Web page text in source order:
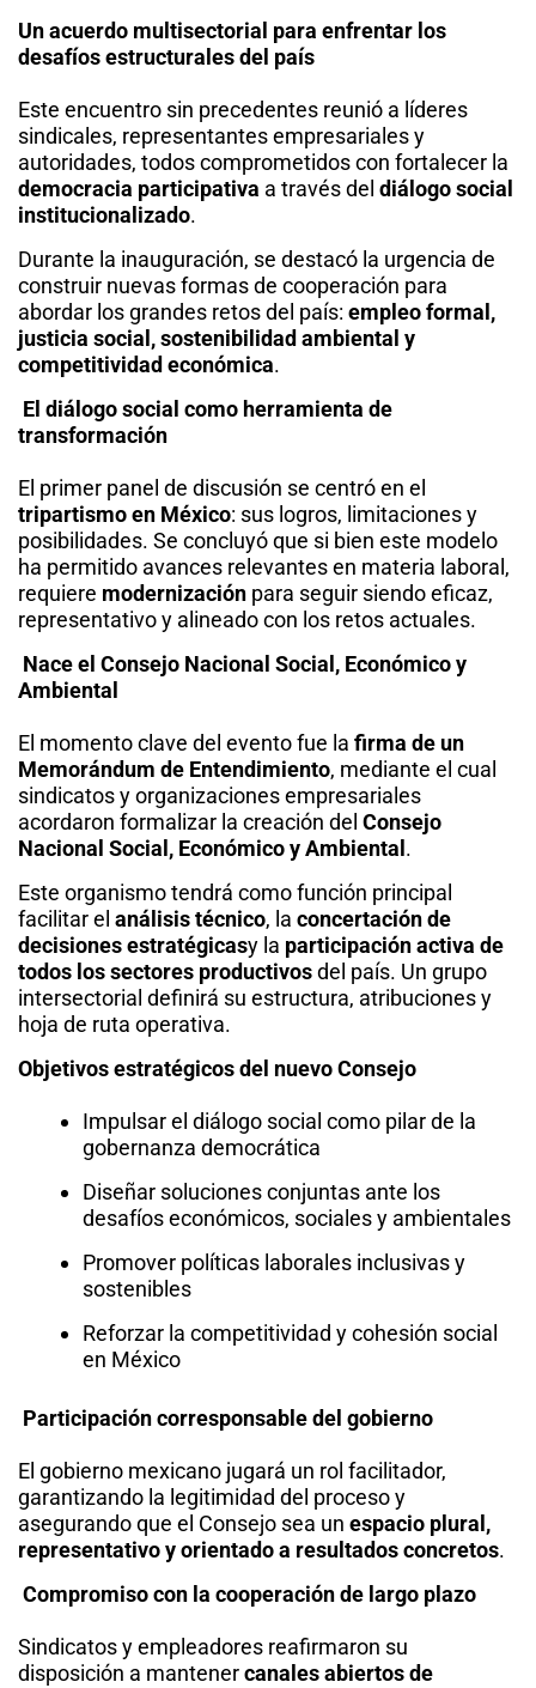
Un acuerdo multisectorial para enfrentar los
desafíos estructurales del país
Este encuentro sin precedentes reunió a líderes
sindicales, representantes empresariales y
autoridades, todos comprometidos con fortalecer la
democracia participativa a través del diálogo social
institucionalizado.
Durante la inauguración, se destacó la urgencia de
construir nuevas formas de cooperación para
abordar los grandes retos del país: empleo formal,
justicia social, sostenibilidad ambiental y
competitividad económica.
El diálogo social como herramienta de
transformación
El primer panel de discusión se centró en el
tripartismo en México: sus logros, limitaciones y
posibilidades. Se concluyó que si bien este modelo
ha permitido avances relevantes en materia laboral,
requiere modernización para seguir siendo eficaz,
representativo y alineado con los retos actuales.
Nace el Consejo Nacional Social, Económico y
Ambiental
El momento clave del evento fue la firma de un
Memorándum de Entendimiento, mediante el cual
sindicatos y organizaciones empresariales
acordaron formalizar la creación del Consejo
Nacional Social, Económico y Ambiental .
Este organismo tendrá como función principal
facilitar el análisis técnico, la concertación de
decisiones estratégicasy la participación activa de
todos los sectores productivosdel país. Un grupo
intersectorial definirá su estructura, atribuciones y
hoja de ruta operativa.
Objetivos estratégicos del nuevo Consejo
Impulsar el diálogo social como pilar de la
gobernanza democrática
Diseñar soluciones conjuntas ante los
desafíos económicos, sociales y ambientales
Promover políticas laborales inclusivas y
sostenibles
Reforzar la competitividad y cohesión social
en México
Participación corresponsable del gobierno
El gobierno mexicano jugará un rol facilitador,
garantizando la legitimidad del proceso y
asegurando que el Consejo sea un espacio plural,
representativo y orientado a resultados concretos.
Compromiso con la cooperación de largo plazo
Sindicatos y empleadores reafirmaron su
disposición a mantenercanales abiertos de